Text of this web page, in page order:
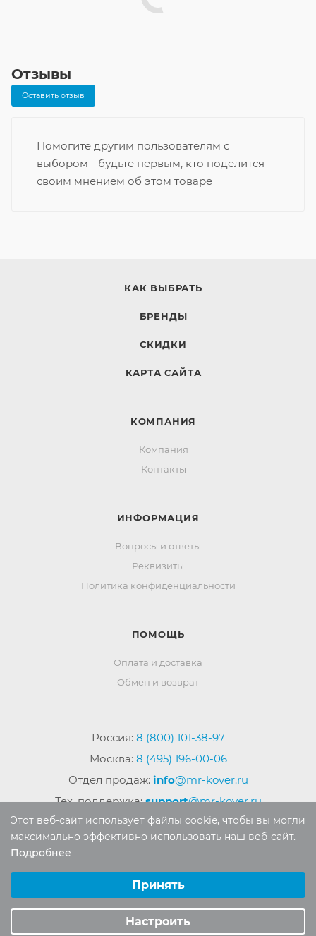
Отзывы
Оставить отзыв
Помогите другим пользователям с
выбором - будьте первым, кто поделится
своим мнением об этом товаре
КАК ВЫБРАТЬ
БРЕНДЫ
СКИДКИ
КАРТА САЙТА
КОМПАНИЯ
Компания
Контакты
ИНФОРМАЦИЯ
Вопросы и ответы
Реквизиты
Политика конфиденциальности
ПОМОЩЬ
Оплата и доставка
Обмен и возврат
Россия: 8 (800) 101-38-97
Москва: 8 (495) 196-00-06
Отдел продаж: info@mr-kover.ru
Тех. поддержка:support@mr-kover.ru
материалов сайта без письменного разрешения
запрещено.
Этот веб-сайт использует файлы cookie, чтобы вы могли
максимально эффективно использовать наш веб-сайт.
Подробнее
Аналитические/Функциональные
Принять
Настроить